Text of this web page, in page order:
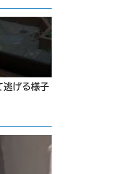
逃げる様子